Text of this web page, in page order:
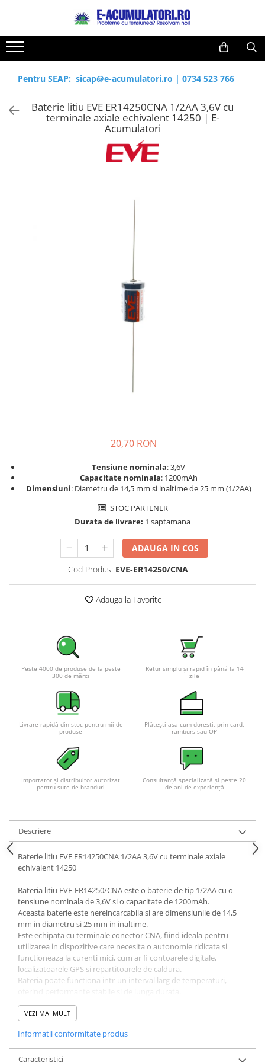
Toate Produsele
Acumulatori, Baterii si Incarcatoare
Uzuale
Baterii alcaline
Baterii litiu
Panouri fotovoltaice si accesorii
PWM
Convertoare de tensiune
Sisteme de stocare energie
Pachete complete stocare energie
Sisteme de Stocare Comerciale
Sisteme fotovoltaice de putere
mica (rulota/caravan/case de
Pachete sisteme fotovoltaice
Statii de incarcare vehicule
electrice
Statii de incarcare
Cabluri de incarcare vehicule
Prize de incarcare vehicule
Turbine eoliene pentru casă
Baterii si acumulatori gel si VRLA
6-12 V
Baterii si acumulatori AGM VRLA
de 6-12 V
Acumulatori Moto, ATV
GEL
AGM
Li-Ion
SLA AGM (Sealed Lead Acid)
Deep Cycle - Tractiune/Semi-
Tractiune
APC
Pachete acumulatori VRLA
Sisteme de management (BMS)
Reduceri de vara
Cabluri
Acumulatori
Prelungitoare
Panouri fotovoltaice
Pentru SEAP: sicap@e-acumulatori.ro | 0734 523 766
Baterie litiu EVE ER14250CNA 1/2AA 3,6V cu
terminale axiale echivalent 14250 | E-
Acumulatori
20,70 RON
Tensiune nominala: 3,6V
Capacitate nominala: 1200mAh
Dimensiuni: Diametru de 14,5 mm si inaltime de 25 mm (1/2AA)
STOC PARTENER
Durata de livrare: 1 saptamana
ADAUGA IN COS
Cod Produs: EVE-ER14250/CNA
Adauga la Favorite
Peste 4000 de produse de la peste
300 de mărci
Retur simplu și rapid în până la 14
zile
Livrare rapidă din stoc pentru mii de
produse
Plătești așa cum dorești, prin card,
ramburs sau OP
Importator și distribuitor autorizat
pentru sute de branduri
Consultanță specializată și peste 20
de ani de experiență
Descriere
Baterie litiu EVE ER14250CNA 1/2AA 3,6V cu terminale axiale
echivalent 14250
Bateria litiu EVE-ER14250/CNA este o baterie de tip 1/2AA cu o
tensiune nominala de 3,6V si o capacitate de 1200mAh.
Aceasta baterie este nereincarcabila si are dimensiunile de 14,5
mm in diametru si 25 mm in inaltime.
Este echipata cu terminale conector CNA, fiind ideala pentru
utilizarea in dispozitive care necesita o autonomie ridicata si
functioneaza la curenti mici, cum ar fi contoarele digitale,
localizatoarele GPS si repartitoarele de caldura.
Bateria poate functiona intr-un interval larg de temperaturi,
Tensiune nominala
Capacitate nominala
Greutate: Aproximativ 10 g
Curent maxim continuu: 25mA
Curent maxim de descarcare in impulsuri
: 50mA (pentru
VEZI MAI MULT
Informatii conformitate produs
Caracteristici